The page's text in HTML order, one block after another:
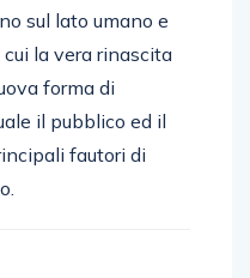
sul lato umano e
la vera rinascita
forma di
il pubblico ed il
fautori di